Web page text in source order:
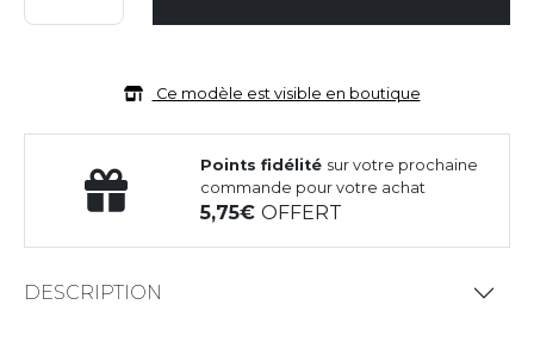
Ce modèle est visible en boutique
Points fidélité sur votre prochaine
commande pour votre achat
5,75OFFERT
DESCRIPTION